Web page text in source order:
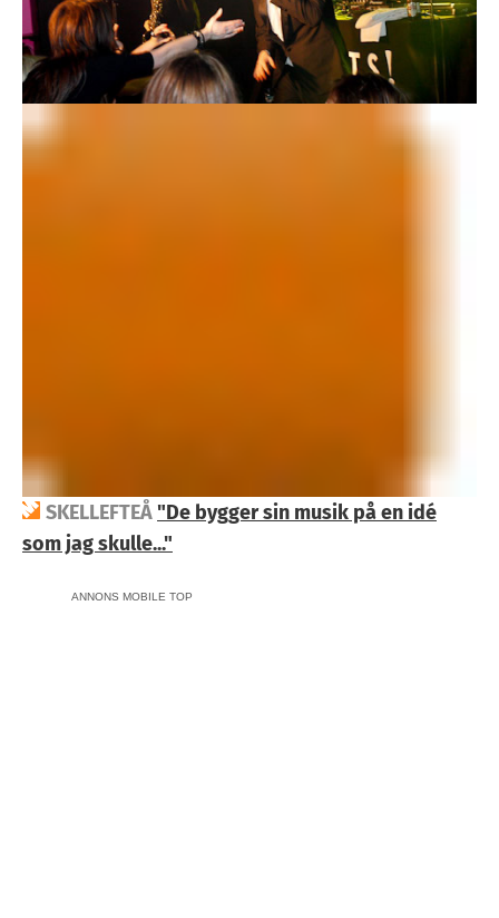
SKELLEFTEÅ "De bygger sin musik på en idé
som jag skulle..."
ANNONS MOBILE TOP